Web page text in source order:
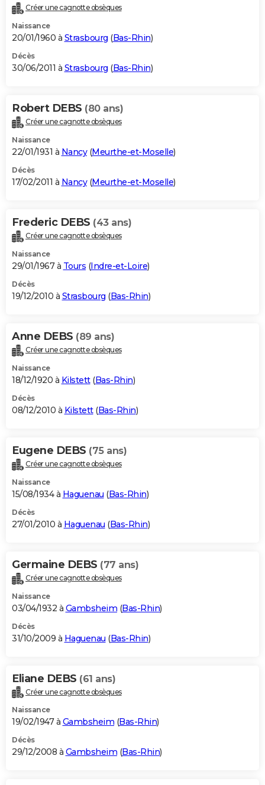
Créer une cagnotte obsèques
Naissance
20/01/1960 à Strasbourg (Bas-Rhin)
Décès
30/06/2011 à Strasbourg (Bas-Rhin)
Robert DEBS (80 ans)
Créer une cagnotte obsèques
Naissance
22/01/1931 à Nancy(Meurthe-et-Moselle)
Décès
17/02/2011 à Nancy(Meurthe-et-Moselle)
Frederic DEBS (43 ans)
Créer une cagnotte obsèques
Naissance
29/01/1967 à Tours (Indre-et-Loire)
Décès
19/12/2010 à Strasbourg (Bas-Rhin)
Anne DEBS (89 ans)
Créer une cagnotte obsèques
Naissance
18/12/1920 à Kilstett(Bas-Rhin)
Décès
08/12/2010 à Kilstett(Bas-Rhin)
Eugene DEBS (75 ans)
Créer une cagnotte obsèques
Naissance
15/08/1934 à Haguenau (Bas-Rhin)
Décès
27/01/2010 à Haguenau (Bas-Rhin)
Germaine DEBS (77 ans)
Créer une cagnotte obsèques
Naissance
03/04/1932 à Gambsheim (Bas-Rhin)
Décès
31/10/2009 à Haguenau (Bas-Rhin)
Eliane DEBS (61 ans)
Créer une cagnotte obsèques
Naissance
19/02/1947 à Gambsheim (Bas-Rhin)
Décès
29/12/2008 à Gambsheim (Bas-Rhin)